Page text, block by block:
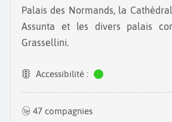
Palais des Normands, la
Assunta et les divers palais
Grassellini.
Accessibilité :
47 compagnies